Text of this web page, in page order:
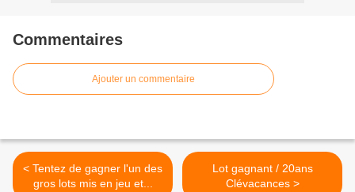
Commentaires
Ajouter un commentaire
< Tentez de gagner l'un des
gros lots mis en jeu et...
Lot gagnant / 20ans
Clévacances >